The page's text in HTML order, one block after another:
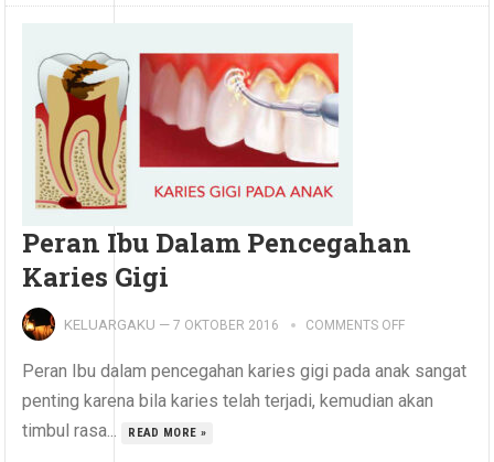
Peran Ibu Dalam Pencegahan
Karies Gigi
KELUARGAKU —7 OKTOBER 2016 COMMENTS OFF
Peran Ibu dalam pencegahan karies gigi pada anak sangat
penting karena bila karies telah terjadi, kemudian akan
timbul rasa...
READ MORE »